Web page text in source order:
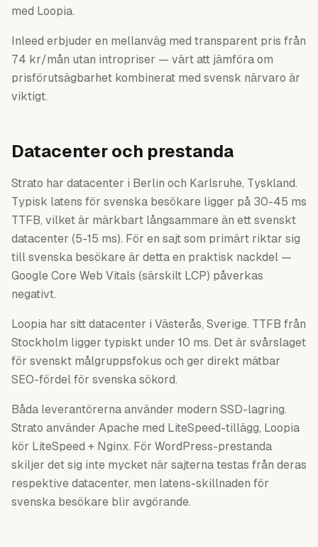
med Loopia.
Inleed erbjuder en mellanväg med transparent pris från
74 kr/mån utan intropriser — värt att jämföra om
prisförutsägbarhet kombinerat med svensk närvaro är
viktigt.
Datacenter och prestanda
Strato har datacenter i Berlin och Karlsruhe, Tyskland.
Typisk latens för svenska besökare ligger på 30-45 ms
TTFB, vilket är märkbart långsammare än ett svenskt
datacenter (5-15 ms). För en sajt som primärt riktar sig
till svenska besökare är detta en praktisk nackdel —
Google Core Web Vitals (särskilt LCP) påverkas
negativt.
Loopia har sitt datacenter i Västerås, Sverige. TTFB från
Stockholm ligger typiskt under 10 ms. Det är svårslaget
för svenskt målgruppsfokus och ger direkt mätbar
SEO-fördel för svenska sökord.
Båda leverantörerna använder modern SSD-lagring.
Strato använder Apache med LiteSpeed-tillägg, Loopia
kör LiteSpeed + Nginx. För WordPress-prestanda
skiljer det sig inte mycket när sajterna testas från deras
respektive datacenter, men latens-skillnaden för
svenska besökare blir avgörande.